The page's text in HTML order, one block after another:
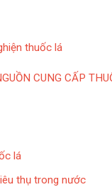
thuốc lá
CUNG CẤP
lá
thụ trong nước